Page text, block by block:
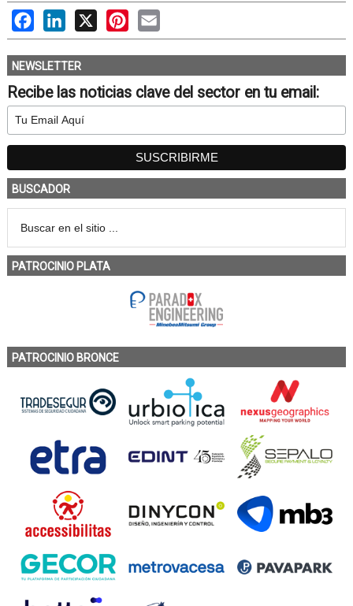
FacebookLinkedIn
X PinterestEmail
NEWSLETTER
Recibe las noticias clave del sector en tu email:
BUSCADOR
PATROCINIO PLATA
PATROCINIO BRONCE